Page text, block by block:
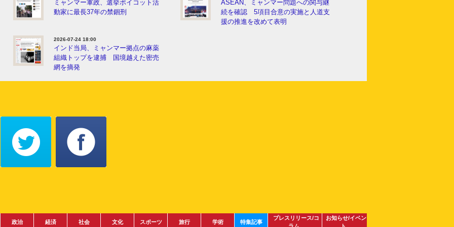
ミャンマー軍政、選挙ボイコット活
動家に最長37年の禁錮刑
ASEAN、ミャンマー問題への関与継
続を確認 5項目合意の実施と人道支
援の推進を改めて表明
2026-07-24 18:00
インド当局、ミャンマー拠点の麻薬
組織トップを逮捕 国境越えた密売
網を摘発
政治 経済 社会 文化 スポーツ 旅行 学術 特集記事
プレスリリース/コ
お知らせ/イベン